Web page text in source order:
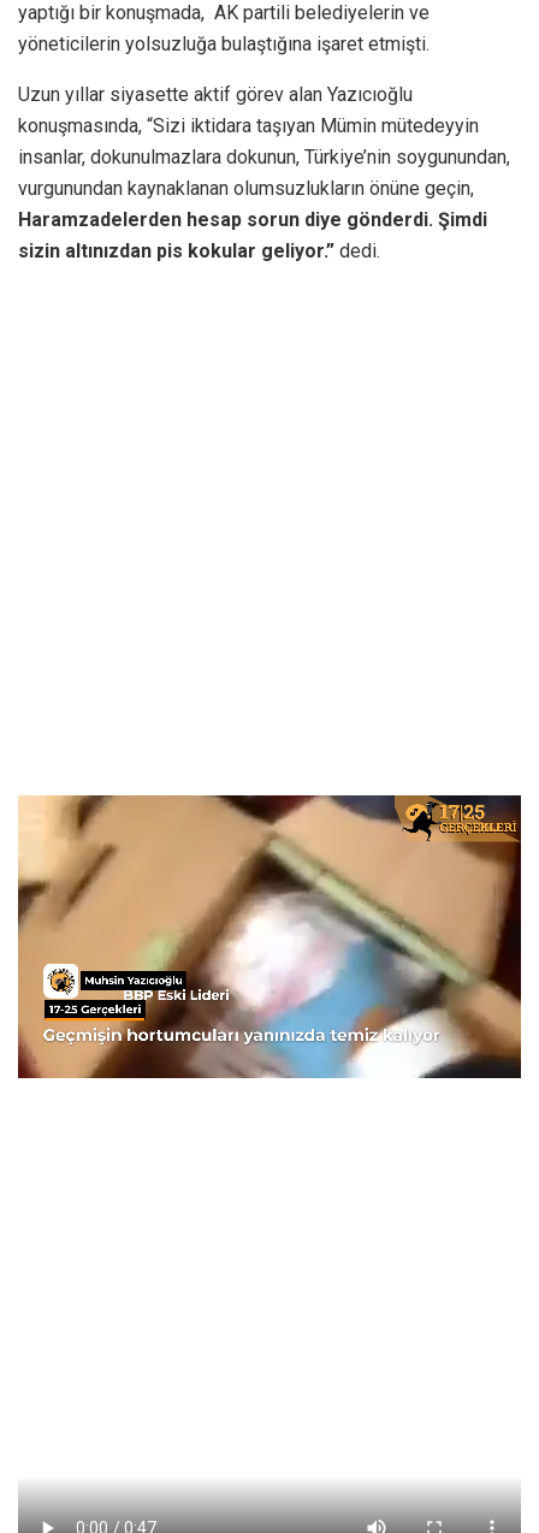
yaptığı bir konuşmada, AK partili belediyelerin ve
yöneticilerin yolsuzluğa bulaştığına işaret etmişti.
Uzun yıllar siyasette aktif görev alan Yazıcıoğlu
konuşmasında, “Sizi iktidara taşıyan Mümin mütedeyyin
insanlar, dokunulmazlara dokunun, Türkiye’nin soygunundan,
vurgunundan kaynaklanan olumsuzlukların önüne geçin,
Haramzadelerden hesap sorun diye gönderdi. Şimdi
sizin altınızdan pis kokular geliyor.” dedi.